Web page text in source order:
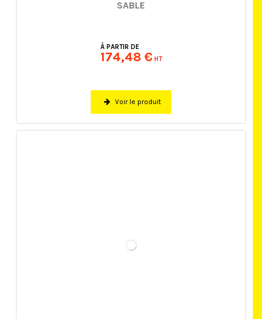
SABLE
À PARTIR DE
174,48 € HT
Voir le produit